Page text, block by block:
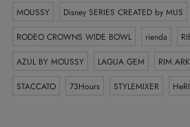
MOUSSY Disney SERIES CREATED by MUS
RODEO CROWNS WIDE BOWL
rienda
AZUL BY MOUSSY
LAGUA GEM RIM.ARK
STACCATO
73Hours STYLEMIXER